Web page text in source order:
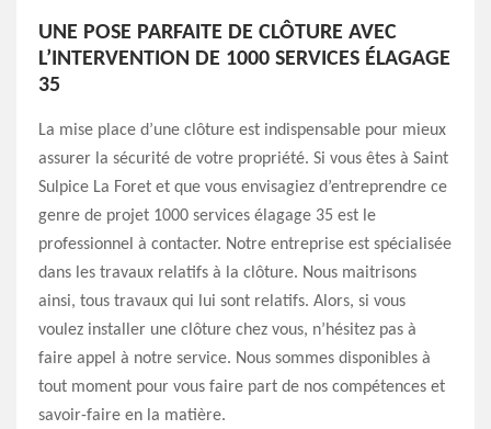
UNE POSE PARFAITE DE CLÔTURE AVEC
L’INTERVENTION DE 1000 SERVICES ÉLAGAGE
35
La mise place d’une clôture est indispensable pour mieux
assurer la sécurité de votre propriété. Si vous êtes à Saint
Sulpice La Foret et que vous envisagiez d’entreprendre ce
genre de projet 1000 services élagage 35 est le
professionnel à contacter. Notre entreprise est spécialisée
dans les travaux relatifs à la clôture. Nous maitrisons
ainsi, tous travaux qui lui sont relatifs. Alors, si vous
voulez installer une clôture chez vous, n’hésitez pas à
faire appel à notre service. Nous sommes disponibles à
tout moment pour vous faire part de nos compétences et
savoir-faire en la matière.